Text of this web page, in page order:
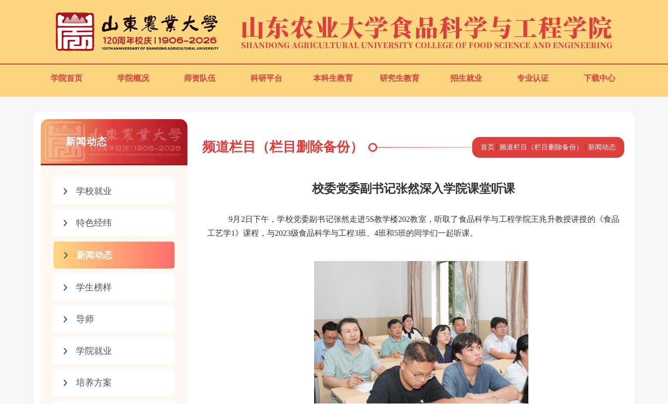
学院首页 学院概况 师资队伍 科研平台 本科生教育 研究生教育 招生就业 专业认证 下载中心
新闻动态
学校就业
特色经纬
新闻动态
学生榜样
导师
学院就业
培养方案
频道栏目（栏目删除备份） 首页 频道栏目（栏目删除备份） 新闻动态
校委党委副书记张然深入学院课堂听课
9月 2 日下午，学校党委副书记张然走进5S教学楼202教室，听取了食品科学与工程学院王兆升教授讲授的《食品
工艺学1 》课程，与2023级食品科学与工程3班、4班和5班的同学们一起听课。